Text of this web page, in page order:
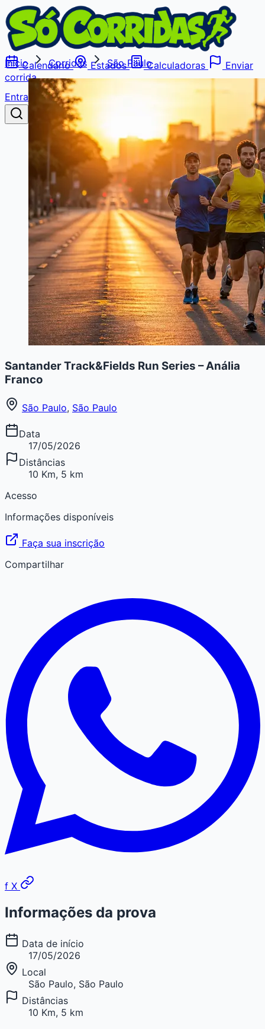
Calendário Estados Calculadoras
Enviar
corrida
Entrar
Buscar
Início Corridas São Paulo
Santander Track&Fields Run Series – Anália
Franco
São Paulo, São Paulo
Data
17/05/2026
Distâncias
10 Km, 5 km
Acesso
Informações disponíveis
Faça sua inscrição
Compartilhar
f X
Informações da prova
Data de início
17/05/2026
Local
São Paulo, São Paulo
Distâncias
10 Km, 5 km